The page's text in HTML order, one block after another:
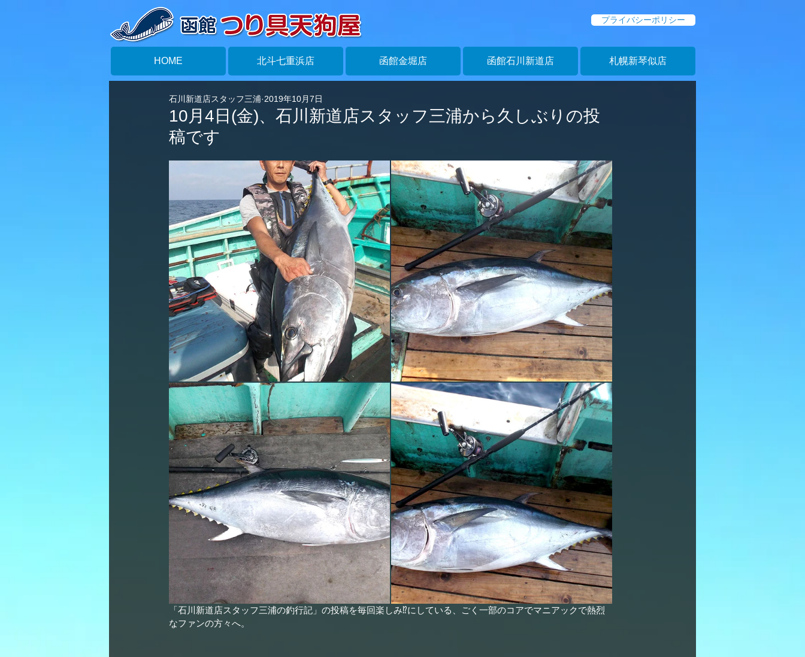
プライバシーポリシー
HOME 北斗七重浜店 函館金堀店 函館石川新道店 札幌新琴似店
10月4日(金)、石川新道店スタッフ三浦から久しぶりの投
稿です
石川新道店スタッフ三浦 2019年10月7日
「石川新道店スタッフ三浦の釣行記」の投稿を毎回楽しみ⁉にしている、ごく一部のコアでマニアックで熱烈
なファンの方々へ。